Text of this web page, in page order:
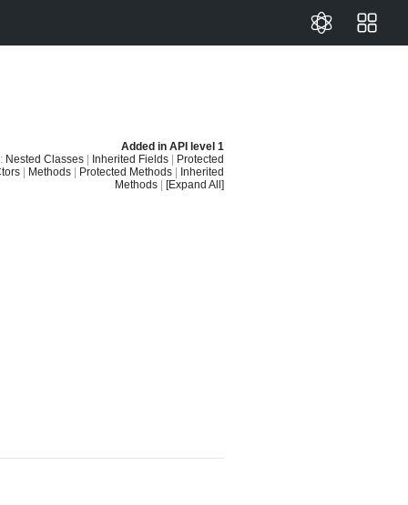
Added in API level 1
Nested Classes Inherited Fields
Protected
Methods Protected Methods
Inherited
Methods
[Expand All]